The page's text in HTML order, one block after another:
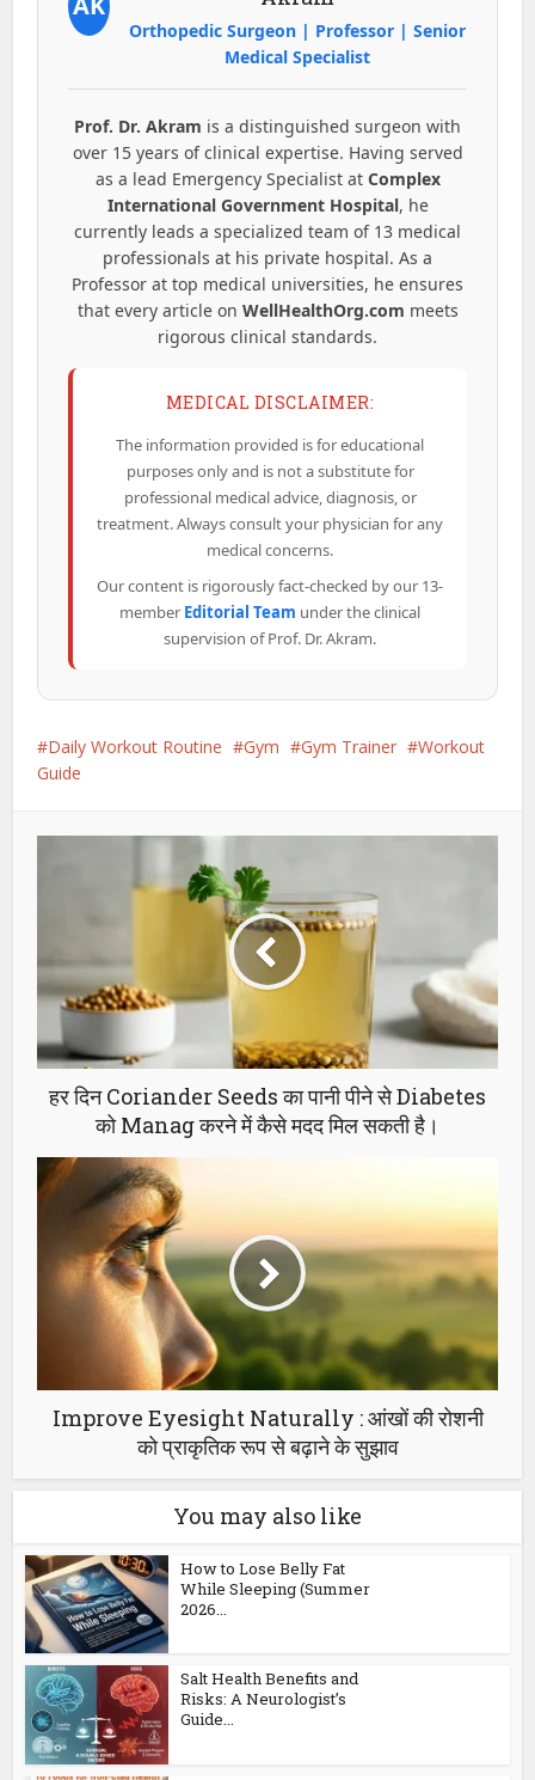
Orthopedic Surgeon | Professor | Senior
Medical Specialist
Prof. Dr. Akram is a distinguished surgeon with
over 15 years of clinical expertise. Having served
as a lead Emergency Specialist at Complex
International Government Hospital, he
currently leads a specialized team of 13 medical
professionals at his private hospital. As a
Professor at top medical universities, he ensures
that every article on WellHealthOrg.com meets
rigorous clinical standards.
MEDICAL DISCLAIMER:
The information provided is for educational
purposes only and is not a substitute for
professional medical advice, diagnosis, or
treatment. Always consult your physician for any
medical concerns.
Our content is rigorously fact-checked by our 13-
member Editorial Team under the clinical
supervision of Prof. Dr. Akram.
Daily Workout Routine Gym Gym Trainer
Workout
Guide
हर दिन Coriander Seeds का पानी पीने से Diabetes
को Manag करने में कैसे मदद मिल सकती है।
Improve Eyesight Naturally : आंखों की रोशनी
को प्राकृतिक रूप से बढ़ाने के सुझाव
You may also like
How to Lose Belly Fat
While Sleeping (Summer
2026...
Salt Health Benefits and
Risks: A Neurologist’s
Guide...